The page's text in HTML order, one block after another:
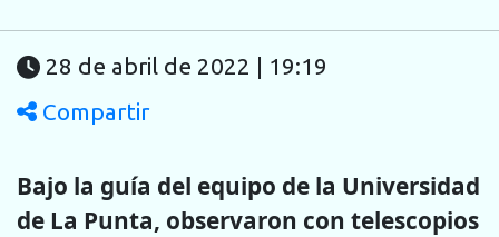
28 de abril de 2022 | 19:19
Compartir
Bajo la guía del equipo de la Universidad
de La Punta, observaron con telescopios